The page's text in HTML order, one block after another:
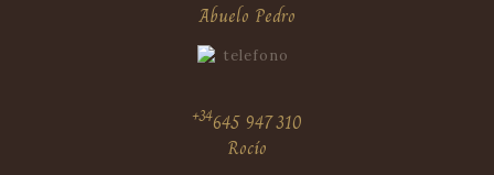
Abuelo Pedro
+34645 947 310
Rocío